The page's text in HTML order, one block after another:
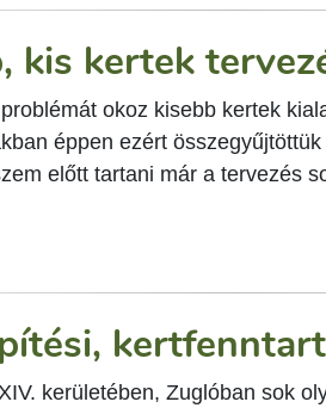
kis kertek
okoz kisebb kertek
éppen ezért
előtt tartani már a tervezés
kerületében, Zuglóban sok